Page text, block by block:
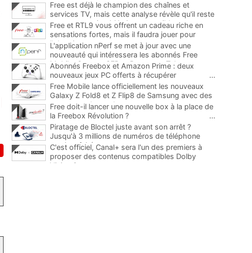
Free est déjà le champion des chaînes et
services TV, mais cette analyse révèle qu'il reste
encore au moins 141 ajouts possibles
Free et RTL9 vous offrent un cadeau riche en
sensations fortes, mais il faudra jouer pour
l'obtenir
L'application nPerf se met à jour avec une
nouveauté qui intéressera les abonnés Free
Mobile, Orange, SFR et Bouygues Telecom
Abonnés Freebox et Amazon Prime : deux
nouveaux jeux PC offerts à récupérer
...
Free Mobile lance officiellement les nouveaux
Galaxy Z Fold8 et Z Flip8 de Samsung avec des
promos et des cadeaux
...
Free doit-il lancer une nouvelle box à la place de
la Freebox Révolution ?
...
Piratage de Bloctel juste avant son arrêt ?
Jusqu'à 3 millions de numéros de téléphone
auraient fuité
C'est officiel, Canal+ sera l'un des premiers à
proposer des contenus compatibles Dolby
Vision 2